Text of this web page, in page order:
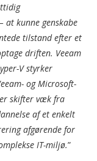
at kunne genskabe
tilstand efter et
driften. Veeam
V styrker
og Microsoft-
skifter væk fra
af et enkelt
afgørende for
IT-miljø.”